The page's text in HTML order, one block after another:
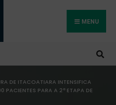
MENU
DE ITACOATIARA INTENSIFICA
PACIENTES PARA A 2ª ETAPA DE